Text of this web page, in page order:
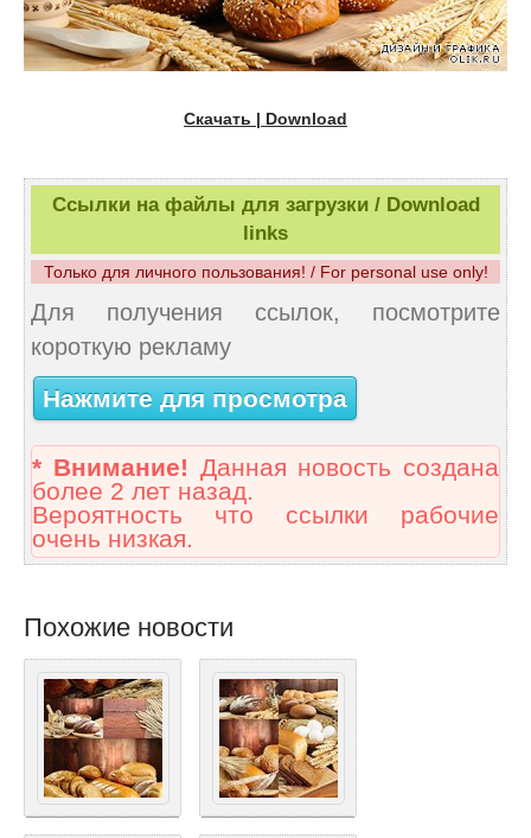
Скачать | Download
Ссылки на файлы для загрузки / Download
links
Только для личного пользования! / For personal use only!
Для получения ссылок, посмотрите
короткую рекламу
Нажмите для просмотра
* Внимание! Данная новость создана
более 2 лет назад.
Вероятность что ссылки рабочие
очень низкая.
Похожие новости